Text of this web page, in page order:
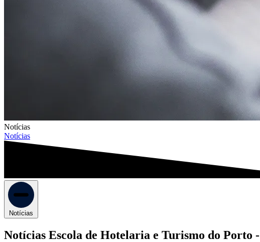
Notícias
Notícias
Notícias
Notícias Escola de Hotelaria e Turismo do Porto -